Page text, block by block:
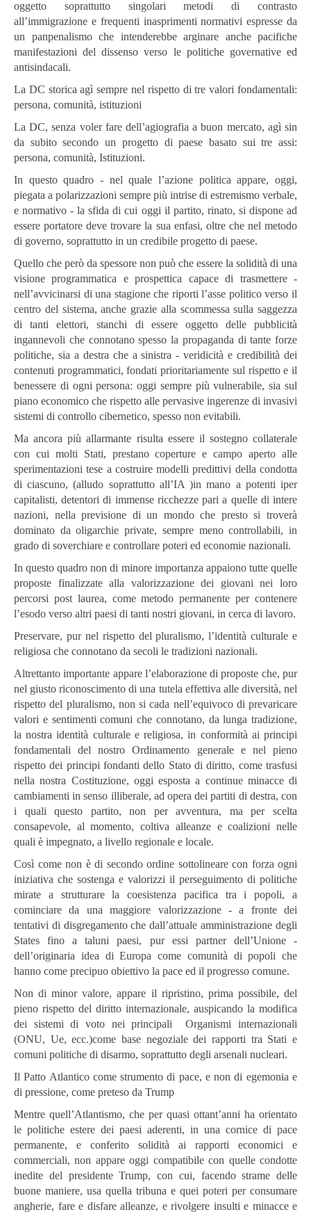
oggetto soprattutto singolari metodi di contrasto
all’immigrazione e frequenti inasprimenti normativi espresse da
un panpenalismo che intenderebbe arginare anche pacifiche
manifestazioni del dissenso verso le politiche governative ed
antisindacali.
La DC storica agì sempre nel rispetto di tre valori fondamentali:
persona, comunità, istituzioni
La DC, senza voler fare dell’agiografia a buon mercato, agì sin
da subito secondo un progetto di paese basato sui tre assi:
persona, comunità, Istituzioni.
In questo quadro - nel quale l’azione politica appare, oggi,
piegata a polarizzazioni sempre più intrise di estremismo verbale,
e normativo - la sfida di cui oggi il partito, rinato, si dispone ad
essere portatore deve trovare la sua enfasi, oltre che nel metodo
di governo, soprattutto in un credibile progetto di paese.
Quello che però da spessore non può che essere la solidità di una
visione programmatica e prospettica capace di trasmettere -
nell’avvicinarsi di una stagione che riporti l’asse politico verso il
centro del sistema, anche grazie alla scommessa sulla saggezza
di tanti elettori, stanchi di essere oggetto delle pubblicità
ingannevoli che connotano spesso la propaganda di tante forze
politiche, sia a destra che a sinistra - veridicità e credibilità dei
contenuti programmatici, fondati prioritariamente sul rispetto e il
benessere di ogni persona: oggi sempre più vulnerabile, sia sul
piano economico che rispetto alle pervasive ingerenze di invasivi
sistemi di controllo cibernetico, spesso non evitabili.
Ma ancora più allarmante risulta essere il sostegno collaterale
con cui molti Stati, prestano coperture e campo aperto alle
sperimentazioni tese a costruire modelli predittivi della condotta
di ciascuno, (alludo soprattutto all’IA )in mano a potenti iper
capitalisti, detentori di immense ricchezze pari a quelle di intere
nazioni, nella previsione di un mondo che presto si troverà
dominato da oligarchie private, sempre meno controllabili, in
grado di soverchiare e controllare poteri ed economie nazionali.
In questo quadro non di minore importanza appaiono tutte quelle
proposte finalizzate alla valorizzazione dei giovani nei loro
percorsi post laurea, come metodo permanente per contenere
l’esodo verso altri paesi di tanti nostri giovani, in cerca di lavoro.
Preservare, pur nel rispetto del pluralismo, l’identità culturale e
religiosa che connotano da secoli le tradizioni nazionali.
Altrettanto importante appare l’elaborazione di proposte che, pur
nel giusto riconoscimento di una tutela effettiva alle diversità, nel
rispetto del pluralismo, non si cada nell’equivoco di prevaricare
valori e sentimenti comuni che connotano, da lunga tradizione,
la nostra identità culturale e religiosa, in conformità ai principi
fondamentali del nostro Ordinamento generale e nel pieno
rispetto dei principi fondanti dello Stato di diritto, come trasfusi
nella nostra Costituzione, oggi esposta a continue minacce di
cambiamenti in senso illiberale, ad opera dei partiti di destra, con
i quali questo partito, non per avventura, ma per scelta
consapevole, al momento, coltiva alleanze e coalizioni nelle
quali è impegnato, a livello regionale e locale.
Così come non è di secondo ordine sottolineare con forza ogni
iniziativa che sostenga e valorizzi il perseguimento di politiche
mirate a strutturare la coesistenza pacifica tra i popoli, a
cominciare da una maggiore valorizzazione - a fronte dei
tentativi di disgregamento che dall’attuale amministrazione degli
States fino a taluni paesi, pur essi partner dell’Unione -
dell’originaria idea di Europa come comunità di popoli che
hanno come precipuo obiettivo la pace ed il progresso comune.
Non di minor valore, appare il ripristino, prima possibile, del
pieno rispetto del diritto internazionale, auspicando la modifica
dei sistemi di voto nei principali Organismi internazionali
(ONU, Ue, ecc.)come base negoziale dei rapporti tra Stati e
comuni politiche di disarmo, soprattutto degli arsenali nucleari.
Il Patto Atlantico come strumento di pace, e non di egemonia e
di pressione, come preteso da Trump
Mentre quell’Atlantismo, che per quasi ottant’anni ha orientato
le politiche estere dei paesi aderenti, in una cornice di pace
permanente, e conferito solidità ai rapporti economici e
commerciali, non appare oggi compatibile con quelle condotte
inedite del presidente Trump, con cui, facendo strame delle
buone maniere, usa quella tribuna e quei poteri per consumare
angherie, fare e disfare alleanze, e rivolgere insulti e minacce e